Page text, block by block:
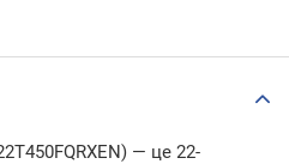
— це 22-